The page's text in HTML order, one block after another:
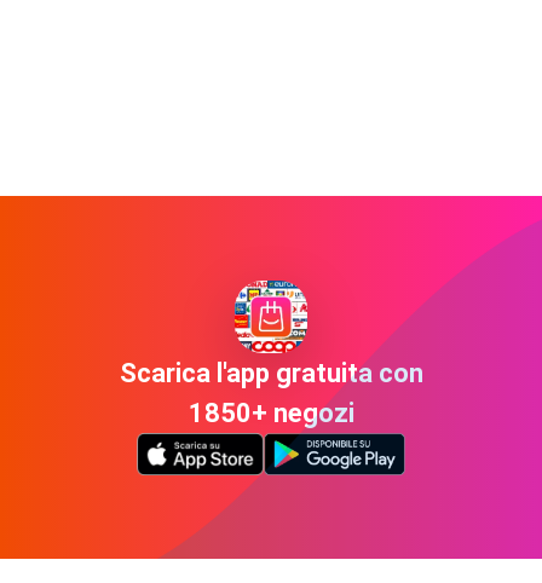
Scarica l'app gratuita con
1850+ negozi